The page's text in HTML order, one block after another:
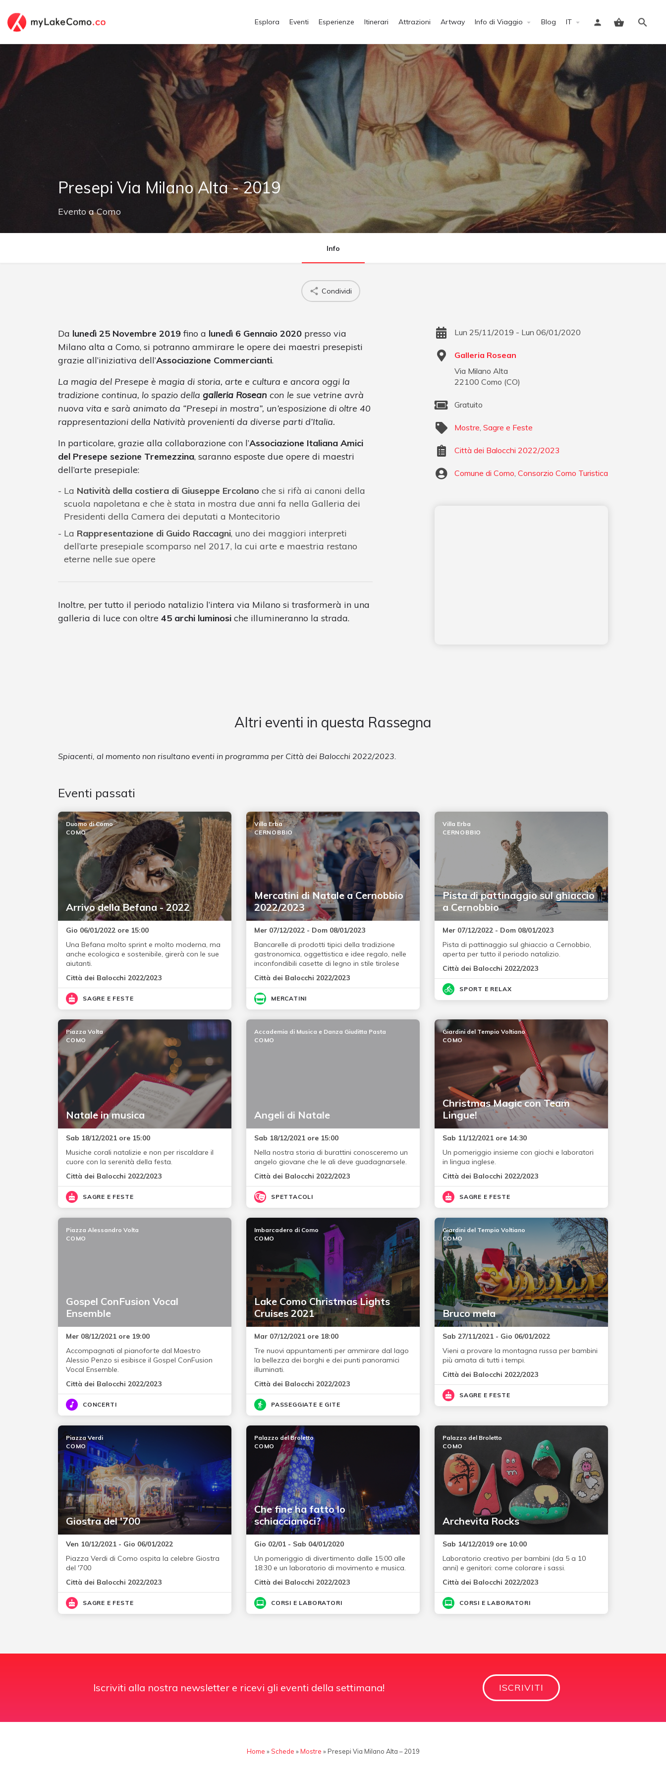
Esplora Eventi Esperienze Itinerari Attrazioni Artway Info di Viaggio Blog IT
Accedi
Presepi Via Milano Alta - 2019
EventoaComo
Info
Condividi
Da lunedì 25 Novembre 2019 fino a lunedì 6 Gennaio 2020 presso via
Milano alta a Como, si potranno ammirare le opere dei maestri presepisti
grazie all’iniziativa dell’Associazione Commercianti.
La magia del Presepe è magia di storia, arte e cultura e ancora oggi la
tradizione continua, lo spazio della galleria Rosean con le sue vetrine avrà
nuova vita e sarà animato da “Presepi in mostra”, un’esposizione di oltre 40
rappresentazioni della Natività provenienti da diverse parti d’Italia.
In particolare, grazie alla collaborazione con l’Associazione Italiana Amici
del Presepe sezione Tremezzina, saranno esposte due opere di maestri
dell’arte presepiale:
La Natività della costiera di Giuseppe Ercolano che si rifà ai canoni della
scuola napoletana e che è stata in mostra due anni fa nella Galleria dei
Presidenti della Camera dei deputati a Montecitorio
La Rappresentazione di Guido Raccagni, uno dei maggiori interpreti
dell’arte presepiale scomparso nel 2017, la cui arte e maestria restano
eterne nelle sue opere
Inoltre, per tutto il periodo natalizio l’intera via Milano si trasformerà in una
galleria di luce con oltre 45 archi luminosi che illumineranno la strada.
Lun 25/11/2019 - Lun 06/01/2020
Galleria Rosean
Via Milano Alta
22100 Como (CO)
Gratuito
Mostre,Sagre e Feste
Città dei Balocchi 2022/2023
Comune di Como,Consorzio Como Turistica
Altri eventi in questa Rassegna
Spiacenti, al momento non risultano eventi in programma per Città dei Balocchi 2022/2023.
Eventi passati
Arrivo della Befana - 2022
Duomo di Como
COMO
Gio 06/01/2022 ore 15:00
Una Befana molto sprint e molto moderna, ma
anche ecologica e sostenibile, girerà con le sue
aiutanti.
Città dei Balocchi 2022/2023
SAGRE E FESTE
Mercatini di Natale a Cernobbio
2022/2023
Villa Erba
CERNOBBIO
Mer 07/12/2022 - Dom 08/01/2023
Bancarelle di prodotti tipici della tradizione
gastronomica, oggettistica e idee regalo, nelle
inconfondibili casette di legno in stile tirolese
Città dei Balocchi 2022/2023
MERCATINI
Pista di pattinaggio sul ghiaccio
a Cernobbio
Villa Erba
CERNOBBIO
Mer 07/12/2022 - Dom 08/01/2023
Pista di pattinaggio sul ghiaccio a Cernobbio,
aperta per tutto il periodo natalizio.
Città dei Balocchi 2022/2023
SPORT E RELAX
Natale in musica
Piazza Volta
COMO
Sab 18/12/2021 ore 15:00
Musiche corali natalizie e non per riscaldare il
cuore con la serenità della festa.
Città dei Balocchi 2022/2023
SAGRE E FESTE
Angeli di Natale
Accademia di Musica e Danza Giuditta Pasta
COMO
Sab 18/12/2021 ore 15:00
Nella nostra storia di burattini conosceremo un
angelo giovane che le ali deve guadagnarsele.
Città dei Balocchi 2022/2023
SPETTACOLI
Christmas Magic con Team
Lingue!
Giardini del Tempio Voltiano
COMO
Sab 11/12/2021 ore 14:30
Un pomeriggio insieme con giochi e laboratori
in lingua inglese.
Città dei Balocchi 2022/2023
SAGRE E FESTE
Gospel ConFusion Vocal
Ensemble
Piazza Alessandro Volta
COMO
Mer 08/12/2021 ore 19:00
Accompagnati al pianoforte dal Maestro
Alessio Penzo si esibisce il Gospel ConFusion
Vocal Ensemble.
Città dei Balocchi 2022/2023
CONCERTI
Lake Como Christmas Lights
Cruises 2021
Imbarcadero di Como
COMO
Mar 07/12/2021 ore 18:00
Tre nuovi appuntamenti per ammirare dal lago
la bellezza dei borghi e dei punti panoramici
illuminati.
Città dei Balocchi 2022/2023
PASSEGGIATE E GITE
Bruco mela
Giardini del Tempio Voltiano
COMO
Sab 27/11/2021 - Gio 06/01/2022
Vieni a provare la montagna russa per bambini
più amata di tutti i tempi.
Città dei Balocchi 2022/2023
SAGRE E FESTE
Giostra del '700
Piazza Verdi
COMO
Ven 10/12/2021 - Gio 06/01/2022
Piazza Verdi di Como ospita la celebre Giostra
del '700
Città dei Balocchi 2022/2023
SAGRE E FESTE
Che fine ha fatto lo
schiaccianoci?
Palazzo del Broletto
COMO
Gio 02/01 - Sab 04/01/2020
Un pomeriggio di divertimento dalle 15:00 alle
18:30 e un laboratorio di movimento e musica.
Città dei Balocchi 2022/2023
CORSI E LABORATORI
Archevita Rocks
Palazzo del Broletto
COMO
Sab 14/12/2019 ore 10:00
Laboratorio creativo per bambini (da 5 a 10
anni) e genitori: come colorare i sassi.
Città dei Balocchi 2022/2023
CORSI E LABORATORI
Iscriviti alla nostra newsletter e ricevi gli eventi della settimana! ISCRIVITI
Home »Schede »Mostre » Presepi Via Milano Alta – 2019